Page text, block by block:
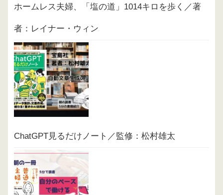
ホームレス夫婦、「塩の道」1014キロを歩く／著
者：レイナー・ウィン
ChatGPT見るだけノート／監修：松村雄太